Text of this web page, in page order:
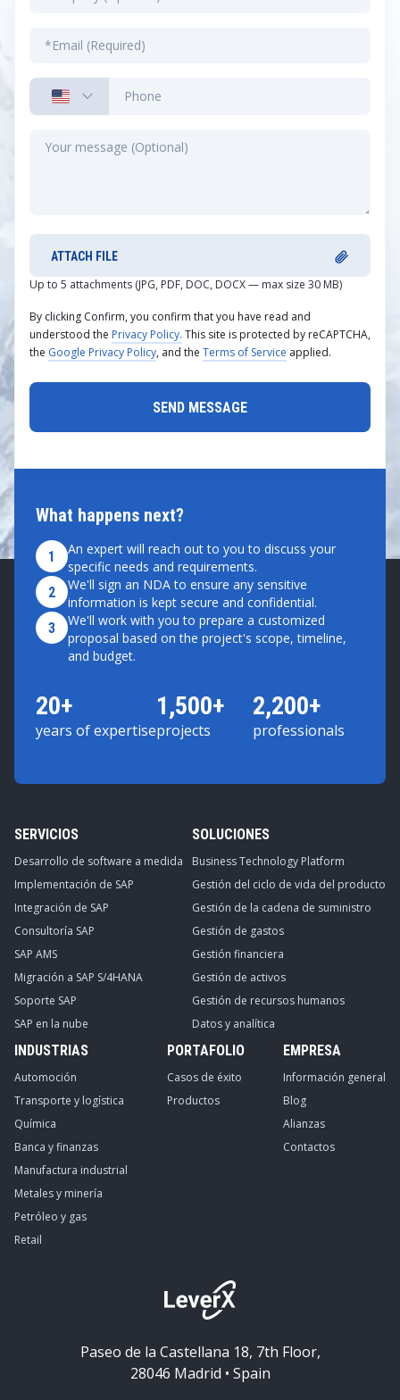
What happens next?
1
An expert will reach out to you to discuss your
specific needs and requirements.
2
We'll sign an NDA to ensure any sensitive
information is kept secure and confidential.
3
We'll work with you to prepare a customized
proposal based on the project's scope, timeline,
and budget.
20+
years of expertise
1,500+
projects
2,200+
professionals
ATTACH FILE
Up to 5 attachments (JPG, PDF, DOC, DOCX — max size 30 MB)
By clicking Confirm, you confirm that you have read and
understood the Privacy Policy. This site is protected by reCAPTCHA,
the Google Privacy Policy, and the Terms of Service applied.
SERVICIOS
Desarrollo de software a medida
Implementación de SAP
Integración de SAP
Consultoría SAP
SAP AMS
Migración a SAP S/4HANA
Soporte SAP
SAP en la nube
SOLUCIONES
Business Technology Platform
Gestión del ciclo de vida del producto
Gestión de la cadena de suministro
Gestión de gastos
Gestión financiera
Gestión de activos
Gestión de recursos humanos
Datos y analítica
INDUSTRIAS
Automoción
Transporte y logística
Química
Banca y finanzas
Manufactura industrial
Metales y minería
Petróleo y gas
Retail
PORTAFOLIO
Casos de éxito
Productos
EMPRESA
Información general
Blog
Alianzas
Contactos
Paseo de la Castellana 18, 7th Floor,
28046 Madrid • Spain